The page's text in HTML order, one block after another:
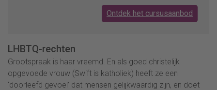
Ontdek het cursusaanbod
LHBTQ-rechten
Grootspraak is haar vreemd. En als goed christelijk
opgevoede vrouw (Swift is katholiek) heeft ze een
‘doorleefd gevoel’ dat mensen gelijkwaardig zijn, en doet